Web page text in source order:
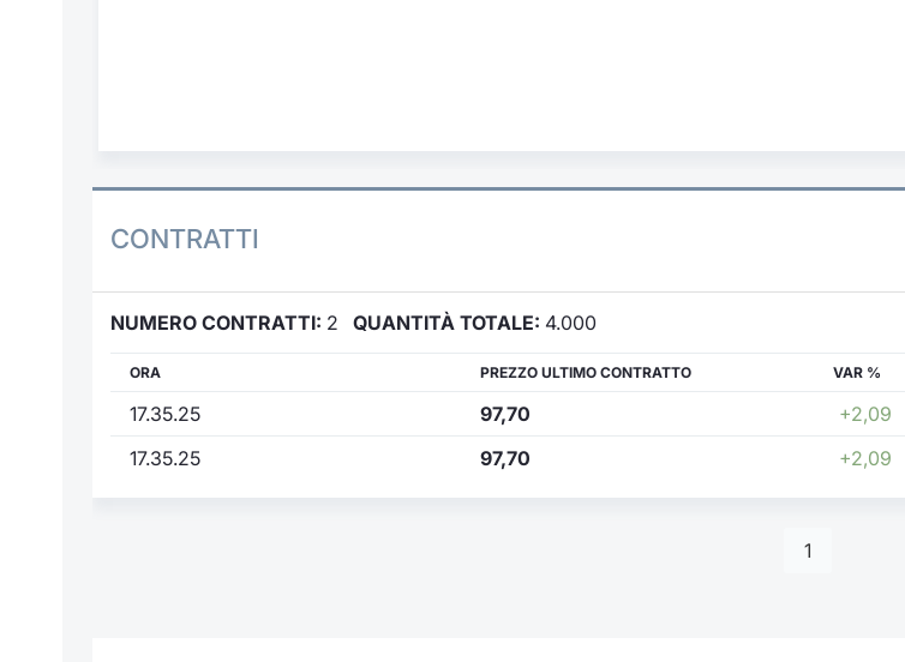
CONTRATTI
NUMERO CONTRATTI: 2 QUANTITÀ TOTALE: 4.000
ORA PREZZO ULTIMO CONTRATTO VAR %
17.35.25 97,70 +2,09
17.35.25
97,70 +2,09
1